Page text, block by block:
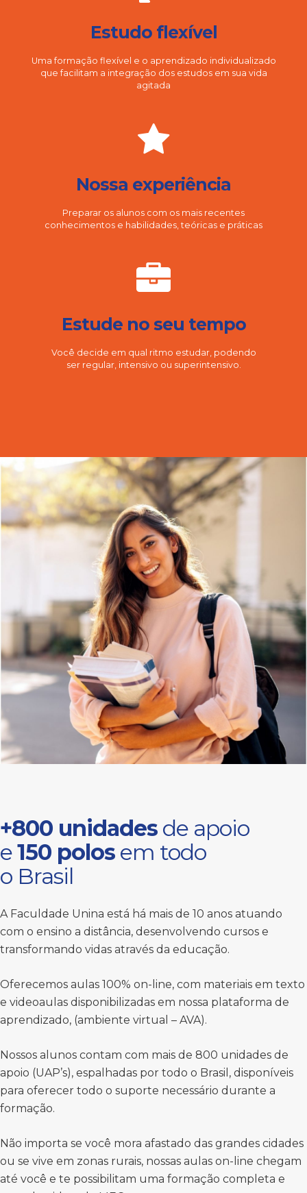
Estudo flexível
Uma formação flexível e o aprendizado individualizado
que facilitam a integração dos estudos em sua vida
agitada
Nossa experiência
Preparar os alunos com os mais recentes
conhecimentos e habilidades, teóricas e práticas
Estude no seu tempo
Você decide em qual ritmo estudar, podendo
ser regular, intensivo ou superintensivo.
+800 unidades de apoio
e150 polos em todo
o Brasil
A Faculdade Unina está há mais de 10 anos atuando
com o ensino a distância, desenvolvendo cursos e
transformando vidas através da educação.
Oferecemos aulas 100% on-line, com materiais em texto
e videoaulas disponibilizadas em nossa plataforma de
aprendizado, (ambiente virtual – AVA).
Nossos alunos contam com mais de 800 unidades de
apoio (UAP’s), espalhadas por todo o Brasil, disponíveis
para oferecer todo o suporte necessário durante a
formação.
Não importa se você mora afastado das grandes cidades
ou se vive em zonas rurais, nossas aulas on-line chegam
até você e te possibilitam uma formação completa e